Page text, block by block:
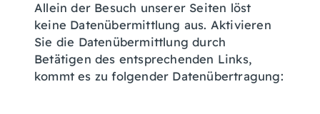
Allein der Besuch unserer Seiten löst
keine Datenübermittlung aus. Aktivieren
Sie die Datenübermittlung durch
Betätigen des entsprechenden Links,
kommt es zu folgender Datenübertragung: